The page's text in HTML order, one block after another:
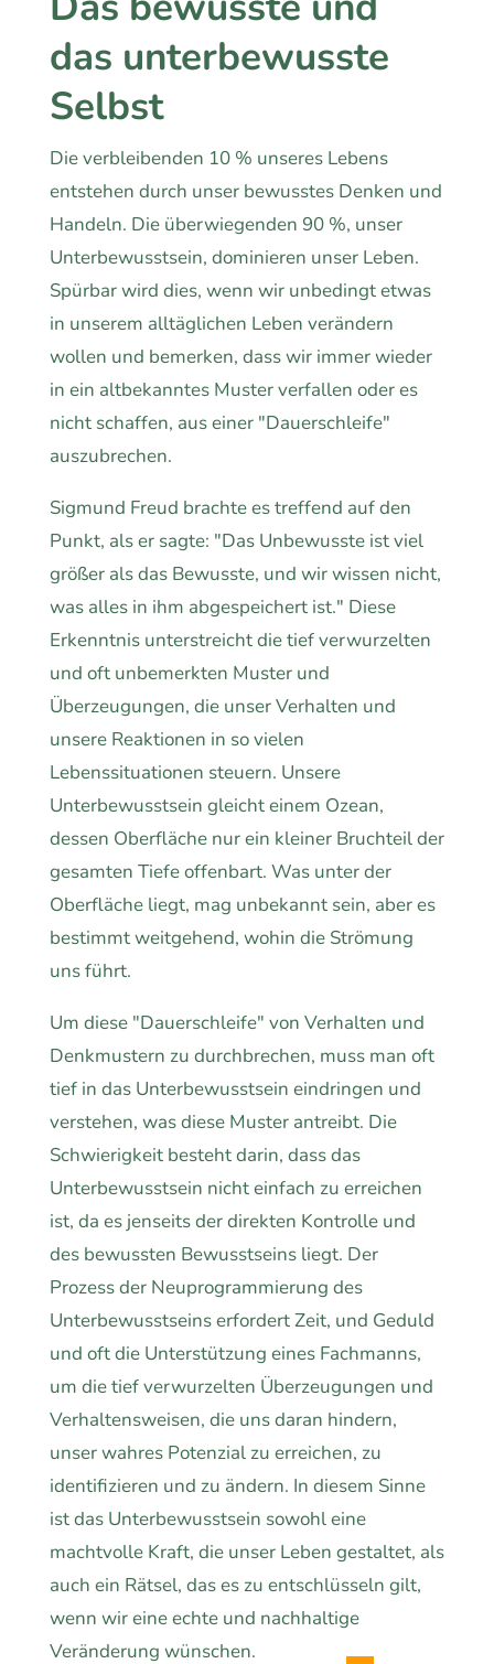
das unterbewusste
Selbst
Die verbleibenden 10 % unseres Lebens
entstehen durch unser bewusstes Denken und
Handeln. Die überwiegenden 90 %, unser
Unterbewusstsein, dominieren unser Leben.
Spürbar wird dies, wenn wir unbedingt etwas
in unserem alltäglichen Leben verändern
wollen und bemerken, dass wir immer wieder
in ein altbekanntes Muster verfallen oder es
nicht schaffen, aus einer "Dauerschleife"
auszubrechen.
Sigmund Freud brachte es treffend auf den
Punkt, als er sagte: "Das Unbewusste ist viel
größer als das Bewusste, und wir wissen nicht,
was alles in ihm abgespeichert ist." Diese
Erkenntnis unterstreicht die tief verwurzelten
und oft unbemerkten Muster und
Überzeugungen, die unser Verhalten und
unsere Reaktionen in so vielen
Lebenssituationen steuern. Unsere
Unterbewusstsein gleicht einem Ozean,
dessen Oberfläche nur ein kleiner Bruchteil der
gesamten Tiefe offenbart. Was unter der
Oberfläche liegt, mag unbekannt sein, aber es
bestimmt weitgehend, wohin die Strömung
uns führt.
Um diese "Dauerschleife" von Verhalten und
Denkmustern zu durchbrechen, muss man oft
tief in das Unterbewusstsein eindringen und
verstehen, was diese Muster antreibt. Die
Schwierigkeit besteht darin, dass das
Unterbewusstsein nicht einfach zu erreichen
ist, da es jenseits der direkten Kontrolle und
des bewussten Bewusstseins liegt. Der
Prozess der Neuprogrammierung des
Unterbewusstseins erfordert Zeit, und Geduld
und oft die Unterstützung eines Fachmanns,
um die tief verwurzelten Überzeugungen und
Verhaltensweisen, die uns daran hindern,
unser wahres Potenzial zu erreichen, zu
identifizieren und zu ändern. In diesem Sinne
ist das Unterbewusstsein sowohl eine
machtvolle Kraft, die unser Leben gestaltet, als
auch ein Rätsel, das es zu entschlüsseln gilt,
wenn wir eine echte und nachhaltige
Veränderung wünschen.